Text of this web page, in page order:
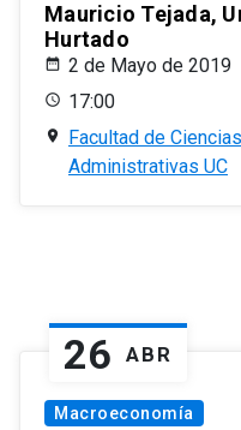
Mauricio Tejada,
Hurtado
2 de Mayo de 2019
17:00
Facultad de
Administrativas UC
26 ABR
Macroeconomía